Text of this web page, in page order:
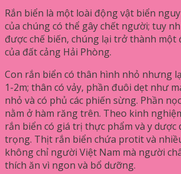
Rắn biển là một loài động vật biển
của chúng có thể gây chết người; tuy
được chế biến, chúng lại trở thành một
của đất cảng Hải Phòng.
Con rắn biển có thân hình nhỏ nhưng
1-2m; thân có vảy, phần đuôi dẹt như
nhỏ và có phủ các phiến sừng. Phần
nằm ở hàm răng trên. Theo kinh
rắn biển có giá trị thực phẩm và y dược
trọng. Thịt rắn biển chứa protit và
không chỉ người Việt Nam mà người
thích ăn vì ngon và bổ dưỡng.